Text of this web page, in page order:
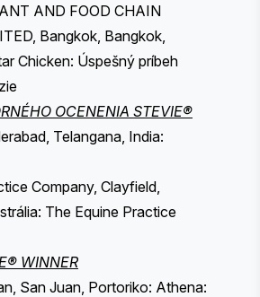
AND FOOD CHAIN
Bangkok, Bangkok,
Chicken: Úspešný príbeh
OCENENIA STEVIE®
Telangana, India:
Company, Clayfield,
The Equine Practice
WINNER
San Juan, Portoriko: Athena: